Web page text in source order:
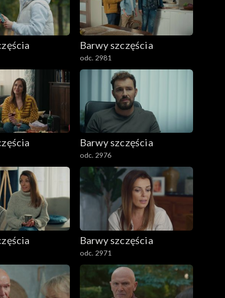
Barwy szczęścia
odc. 2981
Barwy szczęścia
odc. 2976
Barwy szczęścia
odc. 2971